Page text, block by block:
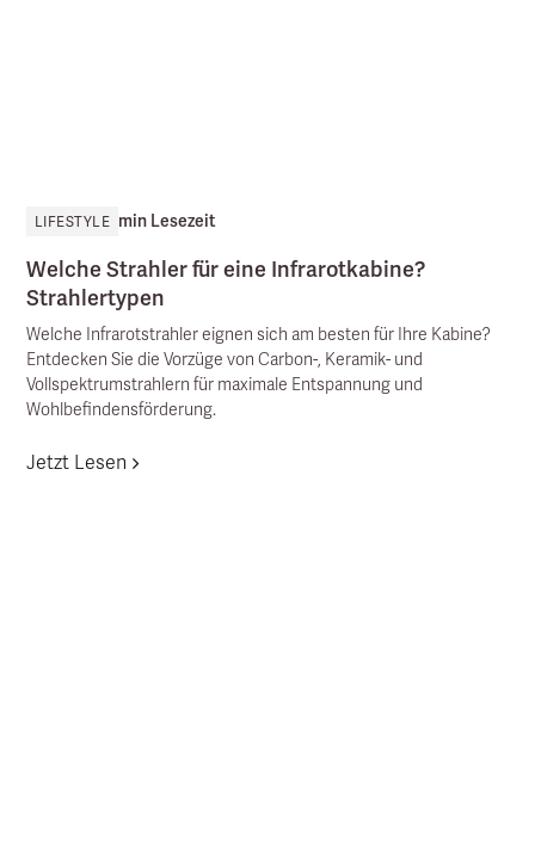
LIFESTYLE min Lesezeit
Welche Strahler für eine Infrarotkabine?
Strahlertypen
Welche Infrarotstrahler eignen sich am besten für Ihre Kabine?
Entdecken Sie die Vorzüge von Carbon-, Keramik- und
Vollspektrumstrahlern für maximale Entspannung und
Wohlbefindensförderung.
Jetzt Lesen